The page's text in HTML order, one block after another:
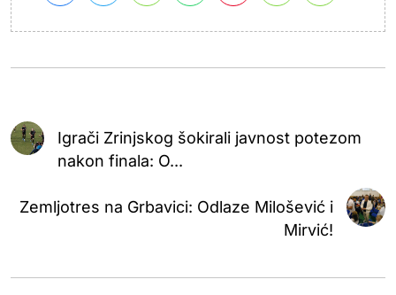
Igrači Zrinjskog šokirali javnost potezom
nakon finala: O...
Zemljotres na Grbavici: Odlaze Milošević i
Mirvić!